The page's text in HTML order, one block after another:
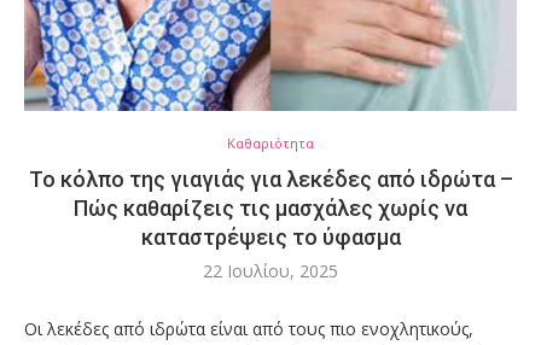
Καθαριότητα
Το κόλπο της γιαγιάς για λεκέδες από ιδρώτα –
Πώς καθαρίζεις τις μασχάλες χωρίς να
καταστρέψεις το ύφασμα
22 Ιουλίου, 2025
Οι λεκέδες από ιδρώτα είναι από τους πιο ενοχλητικούς,